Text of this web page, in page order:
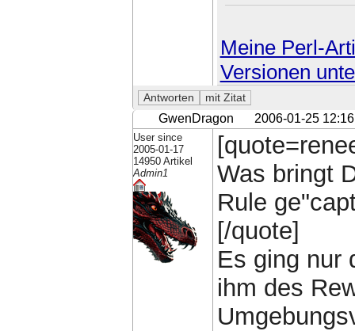
Meine Perl-
Versionen
GwenDragon 2006-01-25 12:16
User since
2005-01-17
14950 Artikel
Admin1
Was bringt
Rule
[/quote]
Es ging nur
ihm des